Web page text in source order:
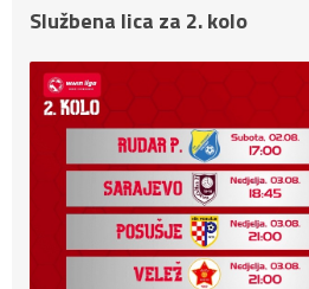
Službena lica za 2. kolo